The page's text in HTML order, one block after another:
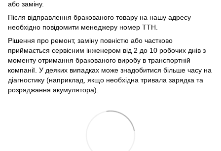
або заміну.
Після відправлення бракованого товару на нашу адресу
необхідно повідомити менеджеру номер ТТН.
Рішення про ремонт, заміну повністю або частково
приймається сервісним інженером від 2 до 10 робочих днів з
моменту отримання бракованого виробу в транспортній
компанії. У деяких випадках може знадобитися більше часу на
діагностику (наприклад, якщо необхідна тривала зарядка та
розряджання акумулятора).